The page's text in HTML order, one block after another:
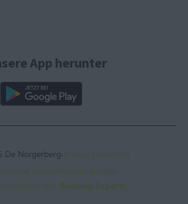
App herunter
De Norgerberg·Privacy statement
Geschäftsbedingungen
von Booking Experts